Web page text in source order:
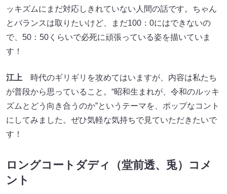
ッキズムにまだ対応しきれていない人間の話です。ちゃん
とバランスは取りたいけど、まだ100：0にはできないの
で、50：50くらいで必死に頑張っている姿を描いていま
す！
江上 時代のギリギリを攻めてはいますが、内容は私たち
が普段から思っていること。“昭和生まれが、令和のルッキ
ズムとどう向き合うのか”というテーマを、ポップなコント
にしてみました。ぜひ気軽な気持ちで見ていただきたいで
す！
ロングコートダディ（堂前透、兎）コメ
ント